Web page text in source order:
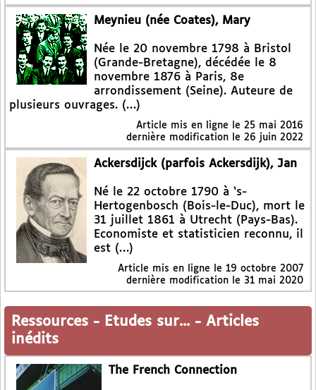
Meynieu (née Coates), Mary
Née le 20 novembre 1798 à Bristol
(Grande-Bretagne), décédée le 8
novembre 1876 à Paris, 8e
arrondissement (Seine). Auteure de
plusieurs ouvrages. (…)
Article mis en ligne le 25 mai 2016
dernière modification le 26 juin 2022
Ackersdijck (parfois Ackersdijk), Jan
Né le 22 octobre 1790 à ‘s-
Hertogenbosch (Bois-le-Duc), mort le
31 juillet 1861 à Utrecht (Pays-Bas).
Economiste et statisticien reconnu, il
est (…)
Article mis en ligne le 19 octobre 2007
dernière modification le 31 mai 2020
Ressources - Etudes sur... - Articles
inédits
The French Connection